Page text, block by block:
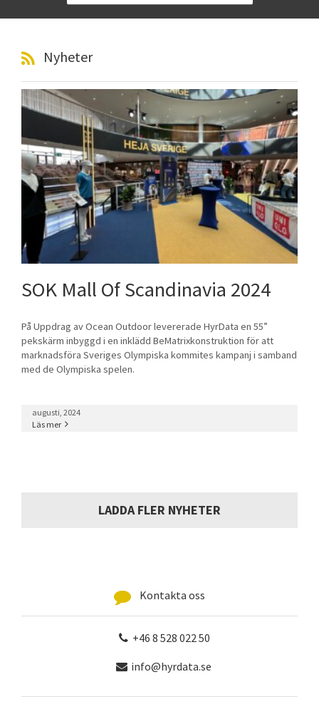
Nyheter
SOK Mall Of Scandinavia 2024
På Uppdrag av Ocean Outdoor levererade HyrData en 55”
pekskärm inbyggd i en inklädd BeMatrixkonstruktion för att
marknadsföra Sveriges Olympiska kommites kampanj i samband
med de Olympiska spelen.
augusti, 2024
Läs mer
LADDA FLER NYHETER
Kontakta oss
+46 8 528 022 50
info@hyrdata.se